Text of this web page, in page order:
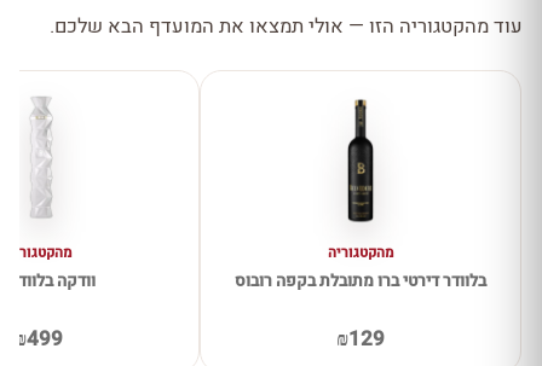
עוד מהקטגוריה הזו — אולי תמצאו את המועדף הבא שלכם.
מהקטגוריה
בלוודר דירטי ברו מתובלת בקפה רובוס
₪129
מהקטגוריה
וודקה בלוודיר 10
₪499